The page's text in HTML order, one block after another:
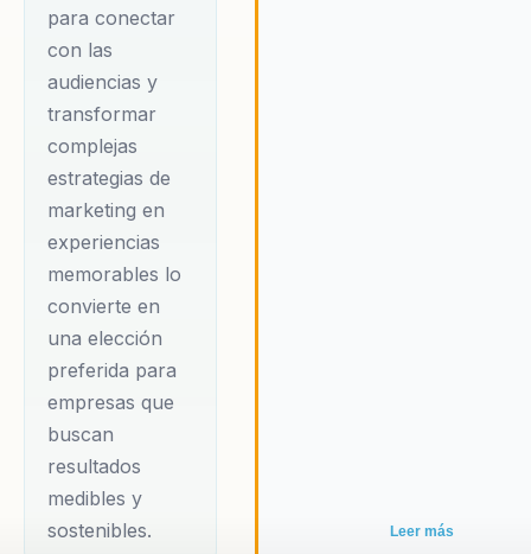
para conectar
con las
audiencias y
transformar
complejas
estrategias de
marketing en
experiencias
memorables lo
convierte en
una elección
preferida para
empresas que
buscan
resultados
medibles y
sostenibles.
Leer más